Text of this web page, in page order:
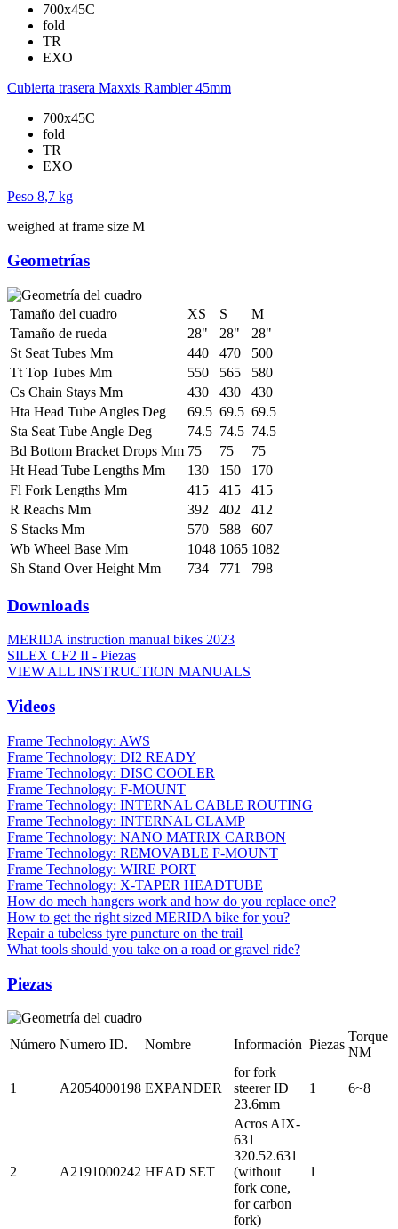
700x45C
fold
TR
EXO
Cubierta trasera Maxxis Rambler 45mm
700x45C
fold
TR
EXO
Peso 8,7 kg
weighed at frame size M
Geometrías
Tamaño del cuadro XS S
M
Tamaño de rueda
28" 28"
28"
St Seat Tubes Mm
440 470
500
Tt Top Tubes Mm
550 565
580
Cs Chain Stays Mm
430 430
430
Hta Head Tube Angles Deg
69.5 69.5 69.5
Sta Seat Tube Angle Deg
74.5 74.5 74.5
Bd Bottom Bracket Drops Mm 75 75
75
Ht Head Tube Lengths Mm
130 150
170
Fl Fork Lengths Mm
415 415
415
R Reachs Mm
392 402
412
S Stacks Mm
570 588
607
Wb Wheel Base Mm
1048 1065 1082
Sh Stand Over Height Mm
734 771 798
Downloads
MERIDA instruction manual bikes 2023
SILEX CF2 II - Piezas
VIEW ALL INSTRUCTION MANUALS
Videos
Frame Technology: AWS
Frame Technology: DI2 READY
Frame Technology: DISC COOLER
Frame Technology: F-MOUNT
Frame Technology: INTERNAL CABLE ROUTING
Frame Technology: INTERNAL CLAMP
Frame Technology: NANO MATRIX CARBON
Frame Technology: REMOVABLE F-MOUNT
Frame Technology: WIRE PORT
Frame Technology: X-TAPER HEADTUBE
How do mech hangers work and how do you replace one?
How to get the right sized MERIDA bike for you?
Repair a tubeless tyre puncture on the trail
What tools should you take on a road or gravel ride?
Piezas
Número Numero ID. Nombre Información Piezas
Torque
NM
1 A2054000198 EXPANDER
for fork
steerer ID
23.6mm
1 6~8
2 A2191000242 HEAD SET
Acros AIX-
631
320.52.631
(without
fork cone,
for carbon
fork)
1